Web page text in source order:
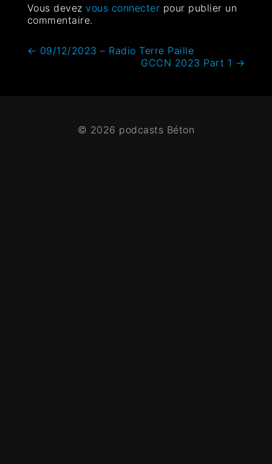
Vous devezvous connecter pour publier un
commentaire.
← 09/12/2023 – Radio Terre Paille
GCCN 2023 Part 1 →
© 2026 podcasts Béton